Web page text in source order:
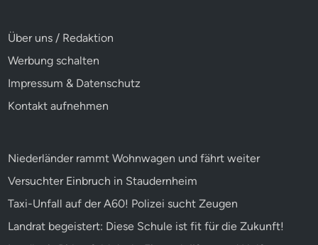
Über uns / Redaktion
Werbung schalten
Impressum & Datenschutz
Kontakt aufnehmen
Niederländer rammt Wohnwagen und fährt weiter
Versuchter Einbruch in Staudernheim
Taxi-Unfall auf der A60! Polizei sucht Zeugen
Landrat begeistert: Diese Schule ist fit für die Zukunft!